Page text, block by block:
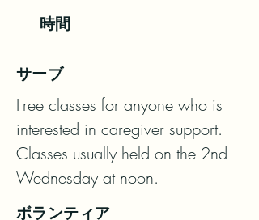
時間
サーブ
Free classes for anyone who is
interested in caregiver support.
Classes usually held on the 2nd
Wednesday at noon.
ボランティア